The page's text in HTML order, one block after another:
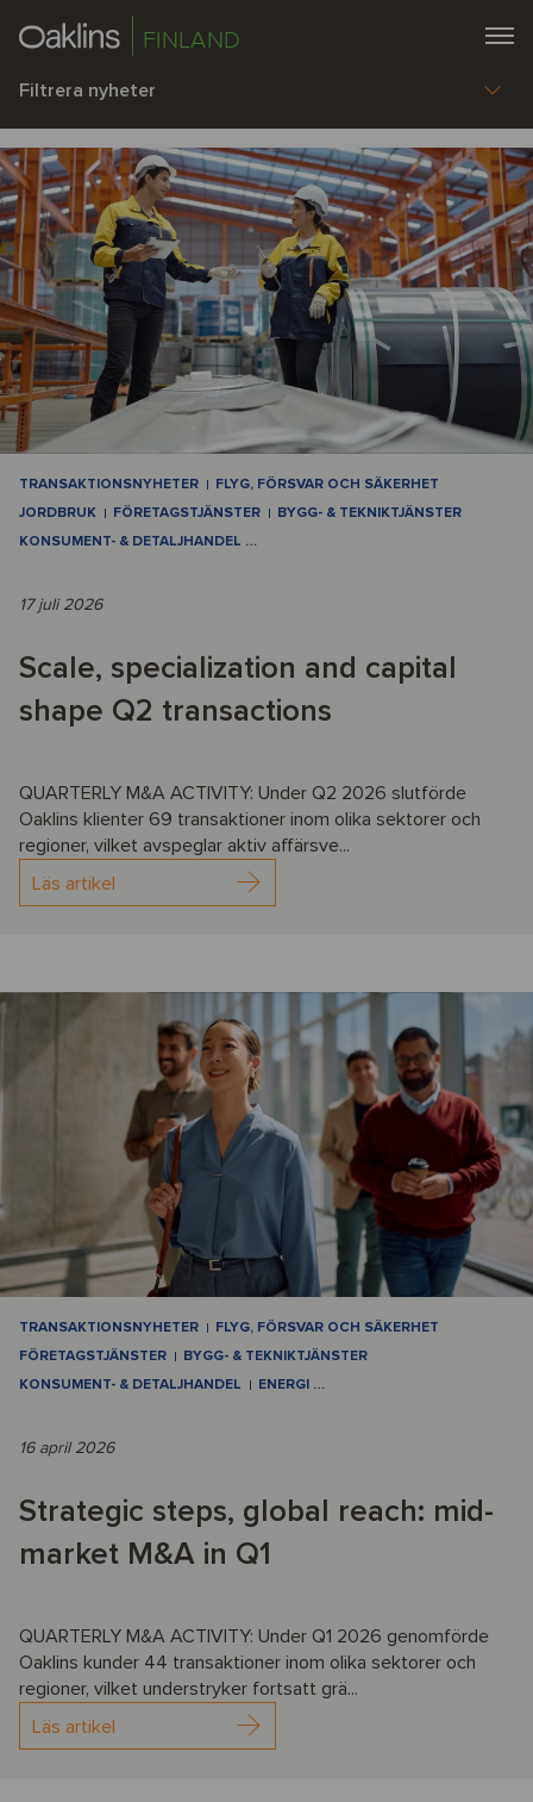
FINLAND
Filtrera nyheter
TRANSAKTIONSNYHETER
FLYG, FÖRSVAR OCH SÄKERHET
JORDBRUK
FÖRETAGSTJÄNSTER
BYGG- & TEKNIKTJÄNSTER
KONSUMENT- & DETALJHANDEL …
17 juli 2026
Scale, specialization and capital
shape Q2 transactions
QUARTERLY M&A ACTIVITY: Under Q2 2026 slutförde
Oaklins klienter 69 transaktioner inom olika sektorer och
regioner, vilket avspeglar aktiv affärsve...
Läs artikel
TRANSAKTIONSNYHETER
FLYG, FÖRSVAR OCH SÄKERHET
FÖRETAGSTJÄNSTER
BYGG- & TEKNIKTJÄNSTER
KONSUMENT- & DETALJHANDEL
ENERGI …
16 april 2026
Strategic steps, global reach: mid-
market M&A in Q1
QUARTERLY M&A ACTIVITY: Under Q1 2026 genomförde
Oaklins kunder 44 transaktioner inom olika sektorer och
regioner, vilket understryker fortsatt grä...
Läs artikel